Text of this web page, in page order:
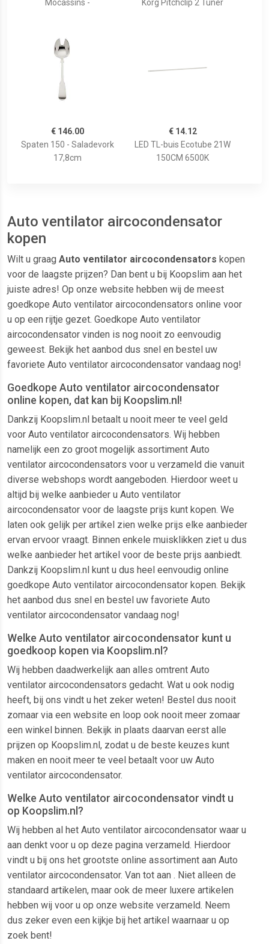
Mocassins - Korg Pitchclip 2 Tuner
€ 146.00
Spaten 150 - Saladevork
17,8cm
€ 14.12
LED TL-buis Ecotube 21W
150CM 6500K
Auto ventilator aircocondensator
kopen
Wilt u graag Auto ventilator aircocondensators kopen
voor de laagste prijzen? Dan bent u bij Koopslim aan het
juiste adres! Op onze website hebben wij de meest
goedkope Auto ventilator aircocondensators online voor
u op een rijtje gezet. Goedkope Auto ventilator
aircocondensator vinden is nog nooit zo eenvoudig
geweest. Bekijk het aanbod dus snel en bestel uw
favoriete Auto ventilator aircocondensator vandaag nog!
Goedkope Auto ventilator aircocondensator
online kopen, dat kan bij Koopslim.nl!
Dankzij Koopslim.nl betaalt u nooit meer te veel geld
voor Auto ventilator aircocondensators. Wij hebben
namelijk een zo groot mogelijk assortiment Auto
ventilator aircocondensators voor u verzameld die vanuit
diverse webshops wordt aangeboden. Hierdoor weet u
altijd bij welke aanbieder u Auto ventilator
aircocondensator voor de laagste prijs kunt kopen. We
laten ook gelijk per artikel zien welke prijs elke aanbieder
ervan ervoor vraagt. Binnen enkele muisklikken ziet u dus
welke aanbieder het artikel voor de beste prijs aanbiedt.
Dankzij Koopslim.nl kunt u dus heel eenvoudig online
goedkope Auto ventilator aircocondensator kopen. Bekijk
het aanbod dus snel en bestel uw favoriete Auto
ventilator aircocondensator vandaag nog!
Welke Auto ventilator aircocondensator kunt u
goedkoop kopen via Koopslim.nl?
Wij hebben daadwerkelijk aan alles omtrent Auto
ventilator aircocondensators gedacht. Wat u ook nodig
heeft, bij ons vindt u het zeker weten! Bestel dus nooit
zomaar via een website en loop ook nooit meer zomaar
een winkel binnen. Bekijk in plaats daarvan eerst alle
prijzen op Koopslim.nl, zodat u de beste keuzes kunt
maken en nooit meer te veel betaalt voor uw Auto
ventilator aircocondensator.
Welke Auto ventilator aircocondensator vindt u
op Koopslim.nl?
Wij hebben al het Auto ventilator aircocondensator waar u
aan denkt voor u op deze pagina verzameld. Hierdoor
vindt u bij ons het grootste online assortiment aan Auto
ventilator aircocondensator. Van tot aan . Niet alleen de
standaard artikelen, maar ook de meer luxere artikelen
hebben wij voor u op onze website verzameld. Neem
dus zeker even een kijkje bij het artikel waarnaar u op
zoek bent!